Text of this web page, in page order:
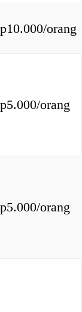
orang
orang
orang